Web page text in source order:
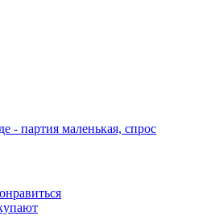
- партия маленькая, спрос